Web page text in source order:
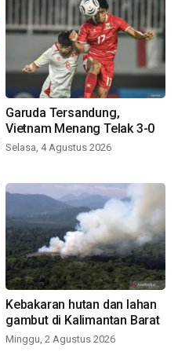
Garuda Tersandung,
Vietnam Menang Telak 3-0
Selasa, 4 Agustus 2026
Kebakaran hutan dan lahan
gambut di Kalimantan Barat
Minggu, 2 Agustus 2026